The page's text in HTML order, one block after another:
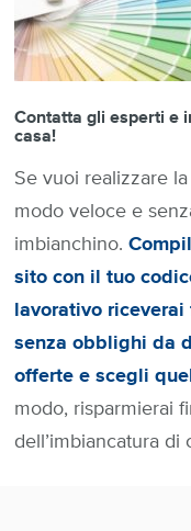
Contatta gli esperti e
casa!
Se vuoi realizzare
modo veloce e
imbianchino.
sito con il tuo
lavorativo
senza obblighi da
offerte e scegli
modo, risparmierai
dell’imbiancatura di